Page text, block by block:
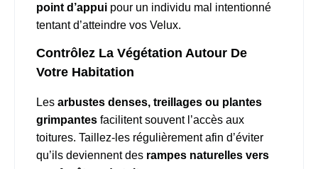
point d’appui pour un individu mal intentionné
tentant d’atteindre vos Velux.
Contrôlez La Végétation Autour De
Votre Habitation
Les arbustes denses, treillages ou plantes
grimpantes facilitent souvent l’accès aux
toitures. Taillez-les régulièrement afin d’éviter
qu’ils deviennent des rampes naturelles vers